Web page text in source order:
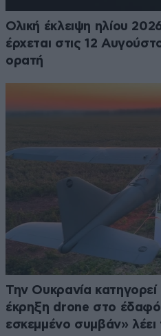
Ολική έκλειψη ηλίου
έρχεται στις 12
ορατή
Την Ουκρανία
έκρηξη drone στο
εσκεμμένο συμβάν» λέει